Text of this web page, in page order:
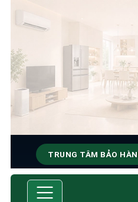
TRUNG TÂM BẢO
SỬA CHỮA &